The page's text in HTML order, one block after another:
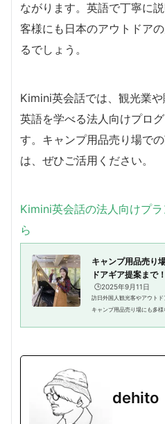
ながります。英語で丁寧に
客様にも日本のアウトドア
るでしょう。
Kimini英会話では、観光業
英語を学べる法人向けプロ
す。キャンプ用品売り場で
は、ぜひご活用ください。
Kimini英会話の法人向けプ
ら
キャンプ用品売り
ドアギア提案まで
🕒️2025年9月11日
訪日外国人観光客やアウト
キャンプ用品売り場にも多
dehito